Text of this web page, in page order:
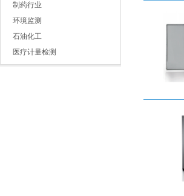
制药行业
环境监测
石油化工
医疗计量检测